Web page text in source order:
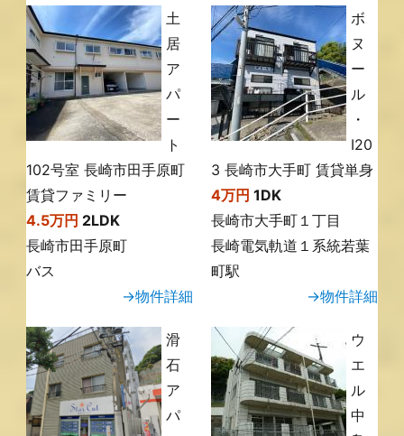
土
居
ア
パ
ー
ト
102号室 長崎市田手原町
賃貸ファミリー
4.5万円 2LDK
長崎市田手原町
バス
→物件詳細
ボ
ヌ
ー
ル
・
Ⅰ20
3 長崎市大手町 賃貸単身
4万円 1DK
長崎市大手町１丁目
長崎電気軌道１系統若葉
町駅
→物件詳細
滑
石
ア
パ
ウ
エ
ル
中